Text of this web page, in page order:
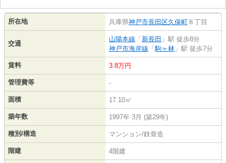
所在地 兵庫県神戸市長田区久保町 ８丁目
交通
山陽本線 「新長田 」駅 徒歩8分
神戸市海岸線 「駒ヶ林 」駅 徒歩7分
賃料 3.8万円
管理費等 -
面積 17.10㎡
築年数 1997年 3月 (築29年)
種別/構造 マンション/鉄骨造
階建 4階建